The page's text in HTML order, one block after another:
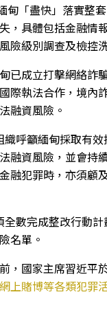
甸「盡快」落實整
，具體包括金融情
險級別調查及檢控
已成立打擊網絡詐
際執法合作，境內
融資風險。
織呼籲緬甸採取有
融資風險，並會持
融犯罪時，亦須顧
全數完成整改行動
名單。
，國家主席習近平
上賭博等各類犯罪